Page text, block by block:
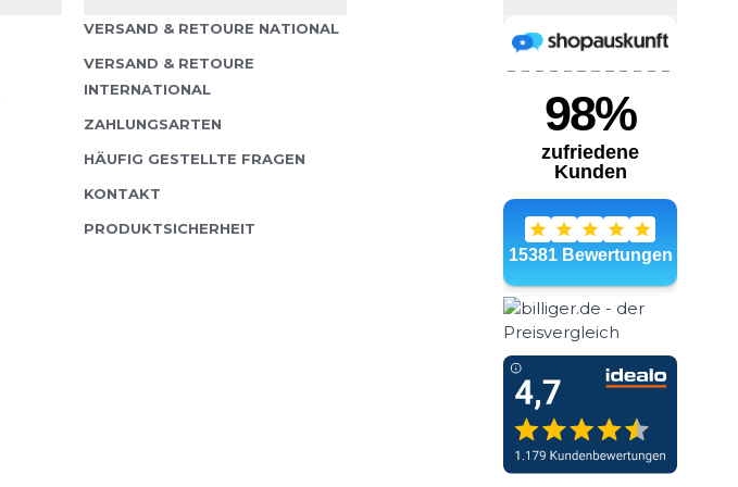
Mit seiner mittelstarken Polsterung ist der RU4
Dämpfung sowie gu...
Wähle deine Größe
IncylenceUltralight Kickass
22,00 €
Wähle deine Größe
IN DEN WARENKORB
VERSAND & RETOURE NATIONAL
VERSAND & RETOURE
INTERNATIONAL
ZAHLUNGSARTEN
HÄUFIG GESTELLTE FRAGEN
KONTAKT
PRODUKTSICHERHEIT